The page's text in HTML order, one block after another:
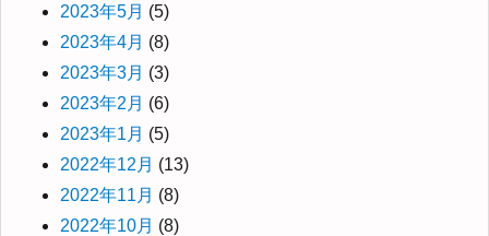
2023年5月 (5)
2023年4月 (8)
2023年3月 (3)
2023年2月 (6)
2023年1月 (5)
2022年12月 (13)
2022年11月 (8)
2022年10月 (8)